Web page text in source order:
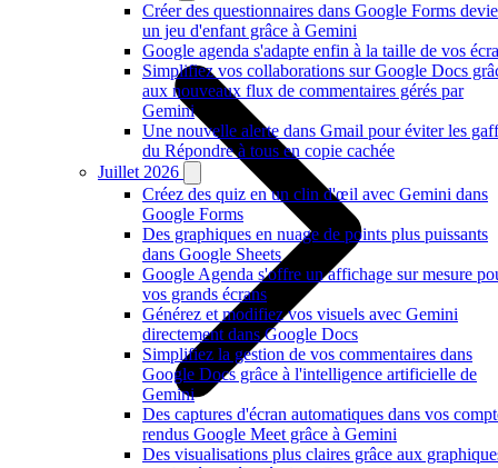
Créer des questionnaires dans Google Forms
un jeu d'enfant grâce à Gemini
Google agenda s'adapte enfin à la taille de vos
Simplifiez vos collaborations sur Google Docs
aux nouveaux flux de commentaires gérés par
Gemini
Une nouvelle alerte dans Gmail pour éviter les
du Répondre à tous en copie cachée
Juillet 2026
Créez des quiz en un clin d'œil avec Gemini dans
Google Forms
Des graphiques en nuage de points plus puissants
dans Google Sheets
Google Agenda s'offre un affichage sur mesure
vos grands écrans
Générez et modifiez vos visuels avec Gemini
directement dans Google Docs
Simplifiez la gestion de vos commentaires dans
Google Docs grâce à l'intelligence artificielle de
Gemini
Des captures d'écran automatiques dans vos
rendus Google Meet grâce à Gemini
Des visualisations plus claires grâce aux